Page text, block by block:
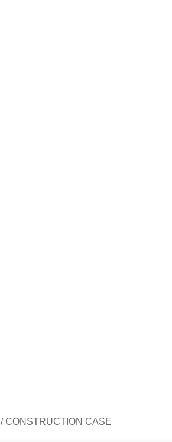
/ CONSTRUCTION CASE